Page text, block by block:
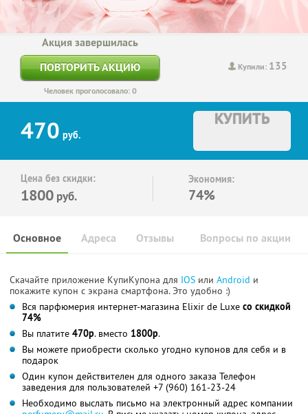
Купили: 135
Акция завершилась
ПОВТОРИТЬ АКЦИЮ
Человек проголосовало: 0
470 руб.
КУПИТЬ
Цена без скидки:
1800 руб.
Экономия:
74%
Основное Отзывы Вопросы по акции
Адреса
Скачайте приложение КупиКупона для IOS или Android и
покажите купон с экрана смартфона. Это удобно :)
Вся парфюмерия интернет-магазина Elixir de Luxe со скидкой
74%
Вы платите 470р. вместо 1800р.
Вы можете приобрести сколько угодно купонов для себя и в
подарок
Один купон действителен для одного заказа Телефон
заведения для пользователей +7 (960) 161-23-24
Необходимо выслать письмо на электронный адрес компании